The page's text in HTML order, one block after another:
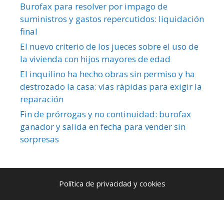
Burofax para resolver por impago de
suministros y gastos repercutidos: liquidación
final
El nuevo criterio de los jueces sobre el uso de
la vivienda con hijos mayores de edad
El inquilino ha hecho obras sin permiso y ha
destrozado la casa: vías rápidas para exigir la
reparación
Fin de prórrogas y no continuidad: burofax
ganador y salida en fecha para vender sin
sorpresas
Política de privacidad y cookies